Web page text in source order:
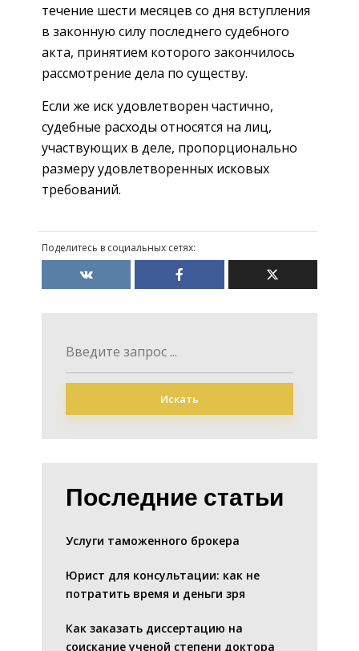
течение шести месяцев со дня вступления
в законную силу последнего судебного
акта, принятием которого закончилось
рассмотрение дела по существу.
Если же иск удовлетворен частично,
судебные расходы относятся на лиц,
участвующих в деле, пропорционально
размеру удовлетворенных исковых
требований.
Поделитесь в социальных сетях:
Искать
Последние статьи
Услуги таможенного брокера
Юрист для консультации: как не
потратить время и деньги зря
Как заказать диссертацию на
соискание ученой степени доктора